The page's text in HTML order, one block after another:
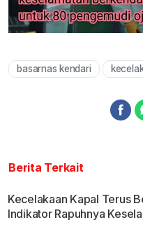
basarnas kendari
Berita Terkait
Kecelakaan Kapal Terus
Indikator Rapuhnya